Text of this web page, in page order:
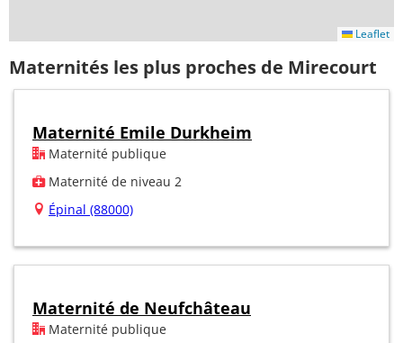
Leaflet
Maternités les plus proches de Mirecourt
Maternité Emile Durkheim
Maternité publique
Maternité de niveau 2
Épinal (88000)
Maternité de Neufchâteau
Maternité publique